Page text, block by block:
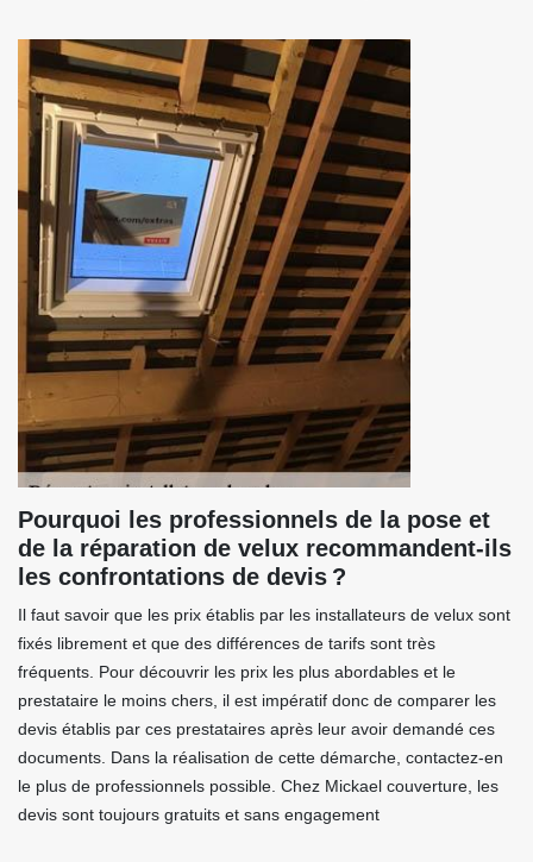
Pourquoi les professionnels de la pose et
de la réparation de velux recommandent-ils
les confrontations de devis ?
Il faut savoir que les prix établis par les installateurs de velux sont
fixés librement et que des différences de tarifs sont très
fréquents. Pour découvrir les prix les plus abordables et le
prestataire le moins chers, il est impératif donc de comparer les
devis établis par ces prestataires après leur avoir demandé ces
documents. Dans la réalisation de cette démarche, contactez-en
le plus de professionnels possible. Chez Mickael couverture, les
devis sont toujours gratuits et sans engagement